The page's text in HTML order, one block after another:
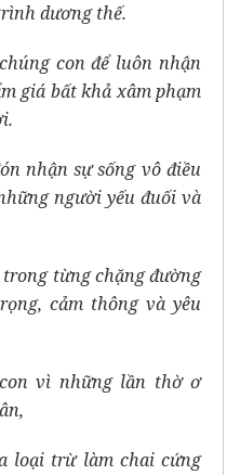
dương thế.
con để luôn nhận
giá bất khả xâm phạm
nhận sự sống vô điều
người yếu đuối và
từng chặng đường
cảm thông và yêu
vì những lần thờ ơ
loại trừ làm chai cứng